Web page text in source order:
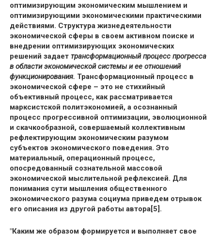
оптимизирующим экономическим мышлением и
оптимизирующими экономическими практическими
действиями. Структура жизнедеятельности
экономической сферы в своем активном поиске и
внедрении оптимизирующих экономических
решений задает трансформационный процесс прогресса
в области экономической системы и ее отношений
функционирования. Трансформационный процесс в
экономической сфере – это не стихийный
объективный процесс, как рассматривается
марксистской политэкономией, а осознанный
процесс прогрессивной оптимизации, эволюционной
и скачкообразной, совершаемый коллективным
рефлектирующим экономическим разумом
субъектов экономического поведения. Это
материальный, операционный процесс,
опосредованный сознательной массовой
экономической мыслительной рефлексией. Для
понимания сути мышления общественного
экономического разума социума приведем отрывок
его описания из другой работы автора[5].
"Каким же образом формируется и выполняет свое